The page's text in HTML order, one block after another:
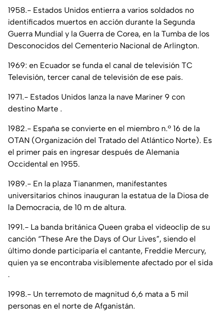
1958.- Estados Unidos entierra a varios soldados no
identificados muertos en acción durante la Segunda
Guerra Mundial y la Guerra de Corea, en la Tumba de los
Desconocidos del Cementerio Nacional de Arlington.
1969: en Ecuador se funda el canal de televisión TC
Televisión, tercer canal de televisión de ese país.
1971.- Estados Unidos lanza la nave Mariner 9 con
destino Marte .
1982.- España se convierte en el miembro n.º 16 de la
OTAN (Organización del Tratado del Atlántico Norte). Es
el primer país en ingresar después de Alemania
Occidental en 1955.
1989.- En la plaza Tiananmen, manifestantes
universitarios chinos inauguran la estatua de la Diosa de
la Democracia, de 10 m de altura.
1991.- La banda británica Queen graba el videoclip de su
canción “These Are the Days of Our Lives”, siendo el
último donde participaría el cantante, Freddie Mercury,
quien ya se encontraba visiblemente afectado por el sida
.
1998.- Un terremoto de magnitud 6,6 mata a 5 mil
personas en el norte de Afganistán.